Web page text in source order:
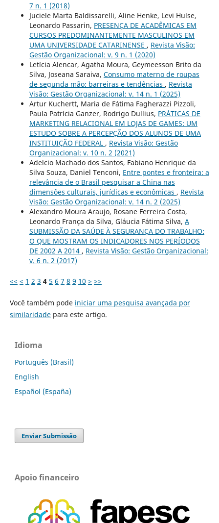
7 n. 1 (2018)
Juciele Marta Baldissarelli, Aline Henke, Levi Hulse,
Leonardo Passarin, PRESENÇA DE ACADÊMICAS EM
CURSOS PREDOMINANTEMENTE MASCULINOS EM
UMA UNIVERSIDADE CATARINENSE , Revista Visão:
Gestão Organizacional: v. 9 n. 1 (2020)
Letícia Alencar, Agatha Moura, Geymeesson Brito da
Silva, Joseana Saraiva, Consumo materno de roupas
de segunda mão: barreiras e tendências , Revista
Visão: Gestão Organizacional: v. 14 n. 1 (2025)
Artur Kuchertt, Maria de Fátima Fagherazzi Pizzoli,
Paula Patrícia Ganzer, Rodrigo Dullius, PRÁTICAS DE
MARKETING RELACIONAL EM LOJAS DE GAMES: UM
ESTUDO SOBRE A PERCEPÇÃO DOS ALUNOS DE UMA
INSTITUIÇÃO FEDERAL , Revista Visão: Gestão
Organizacional: v. 10 n. 2 (2021)
Adelcio Machado dos Santos, Fabiano Henrique da
Silva Souza, Daniel Tenconi, Entre pontes e fronteira: a
relevância de o Brasil pesquisar a China nas
dimensões culturais, jurídicas e econômicas , Revista
Visão: Gestão Organizacional: v. 14 n. 2 (2025)
Alexandro Moura Araujo, Rosane Ferreira Costa,
Leonardo França da Silva, Gláucia Fátima Silva, A
SUBMISSÃO DA SAÚDE À SEGURANÇA DO TRABALHO:
O QUE MOSTRAM OS INDICADORES NOS PERÍODOS
DE 2002 A 2014 , Revista Visão: Gestão Organizacional:
v. 6 n. 2 (2017)
<< < 1 2 3 4 5 6 7 8 9 10 > >>
Você também pode iniciar uma pesquisa avançada por
similaridadepara este artigo.
Idioma
Português (Brasil)
English
Español (España)
Enviar Submissão
Apoio financeiro